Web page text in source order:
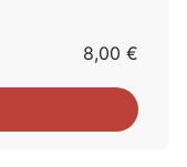
8,00 €